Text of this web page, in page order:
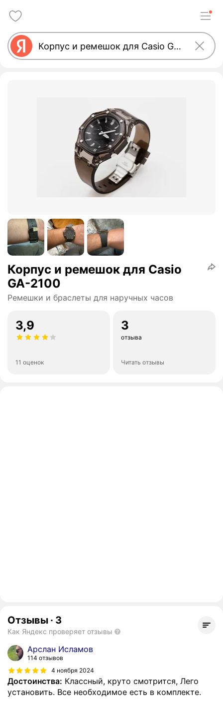
Корпус и ремешок для Casio
GA-2100
Ремешки и браслеты для наручных часов
3,9
11 оценок
3
отзыва
Читать отзывы
Отзывы · 3
Как Яндекс проверяет отзывы
Арслан Исламов
114 отзывов
4 ноября 2024
Достоинства: Классный, круто смотрится, Лего
установить. Все необходимое есть в комплекте.